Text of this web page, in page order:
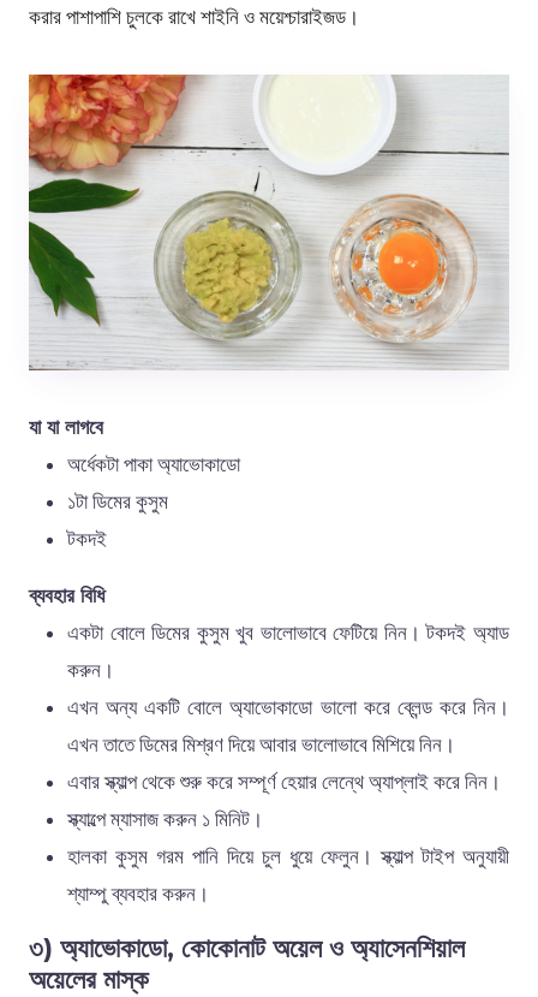
করার পাশাপাশি চুলকে রাখে শাইনি ও ময়েশ্চারাইজড।
যা যা লাগবে
অর্ধেকটা পাকা অ্যাভোকাডো
১টা ডিমের কুসুম
টকদই
ব্যবহার বিধি
একটা বোলে ডিমের কুসুম খুব ভালোভাবে ফেটিয়ে নিন। টকদই অ্যাড
করুন।
এখন অন্য একটি বোলে অ্যাভোকাডো ভালো করে ব্লেন্ড করে নিন।
এখন তাতে ডিমের মিশ্রণ দিয়ে আবার ভালোভাবে মিশিয়ে নিন।
এবার স্ক্যাল্প থেকে শুরু করে সম্পূর্ণ হেয়ার লেন্থে অ্যাপ্লাই করে নিন।
স্ক্যাল্পে ম্যাসাজ করুন ১ মিনিট।
হালকা কুসুম গরম পানি দিয়ে চুল ধুয়ে ফেলুন। স্ক্যাল্প টাইপ অনুযায়ী
শ্যাম্পু ব্যবহার করুন।
৩) অ্যাভোকাডো, কোকোনাট অয়েল ও অ্যাসেনশিয়াল
অয়েলের মাস্ক